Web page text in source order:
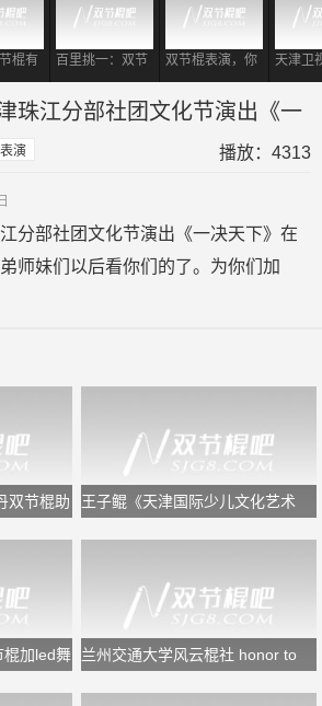
棍有
百里挑一：双节
棍教练登场，震
撼到各位女嘉
宾！
双节棍表演，你
要记住这样的一
套规律，又专业
又好看
天津卫
战书谢
棍打羽
珠江分部社团文化节演出《一
演 播放：4313
分部社团文化节演出《一决天下》在
师妹们以后看你们的了。为你们加
双节棍助
王子鲲《天津国际少儿文化艺术
棍加led舞
兰州交通大学风云棍社 honor to